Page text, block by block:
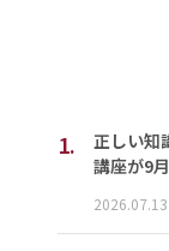
1.
正しい知
講座が9